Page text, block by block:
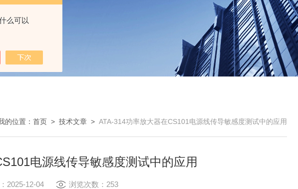
么可以
的位置： 首页 > 技术文章 > ATA-314功率放大器在CS101电源线传导敏感度测试中的应用
电源线传导敏感度测试中的应用
：2025-12-04 浏览次数：253